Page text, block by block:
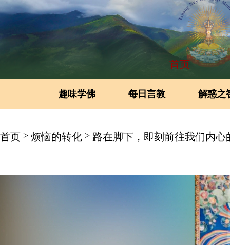
首页
趣味学佛 每日言教 解惑之
首页 > 烦恼的转化 > 路在脚下，即刻前往我们内心